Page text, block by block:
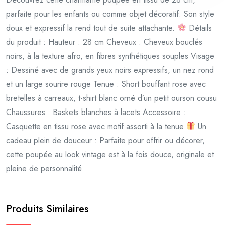
parfaite pour les enfants ou comme objet décoratif. Son style
doux et expressif la rend tout de suite attachante.
Détails
du produit : Hauteur : 28 cm Cheveux : Cheveux bouclés
noirs, à la texture afro, en fibres synthétiques souples Visage
: Dessiné avec de grands yeux noirs expressifs, un nez rond
et un large sourire rouge Tenue : Short bouffant rose avec
bretelles à carreaux, t-shirt blanc orné d’un petit ourson cousu
Chaussures : Baskets blanches à lacets Accessoire :
Casquette en tissu rose avec motif assorti à la tenue
Un
cadeau plein de douceur : Parfaite pour offrir ou décorer,
cette poupée au look vintage est à la fois douce, originale et
pleine de personnalité.
Produits Similaires